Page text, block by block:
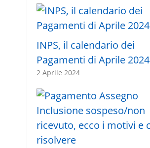
INPS, il calendario dei
Pagamenti di Aprile 2024
2 Aprile 2024